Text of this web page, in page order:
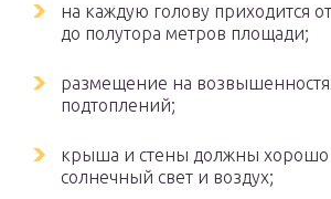
на каждую голову приходится
до полутора метров площади;
размещение на
подтоплений;
крыша и стены должны хорошо
солнечный свет и воздух;